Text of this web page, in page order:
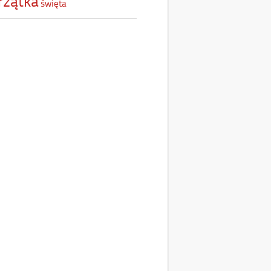
święta